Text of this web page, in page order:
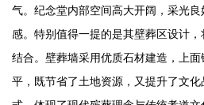
气。纪念堂内部空间高大开阔，采光
感。特别值得一提的是其壁葬区设计
结合。壁葬墙采用优质石材建造，上
平，既节省了土地资源，又提升了文